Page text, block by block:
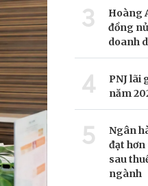
3
Hoàng
đồng
doanh
4
PNJ lãi
năm
5
Ngân
đạt
sau
ngành